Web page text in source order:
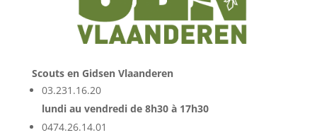
Scouts en Gidsen Vlaanderen
03.231.16.20
lundi au vendredi de 8h30 à 17h30
0474.26.14.01